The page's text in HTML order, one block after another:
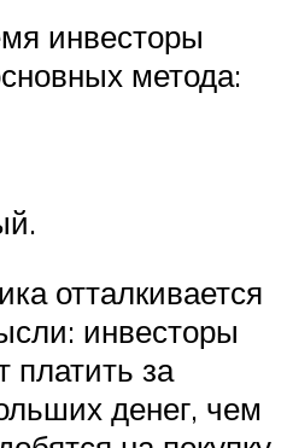
инвесторы
метода:
отталкивается
инвесторы
платить за
денег, чем